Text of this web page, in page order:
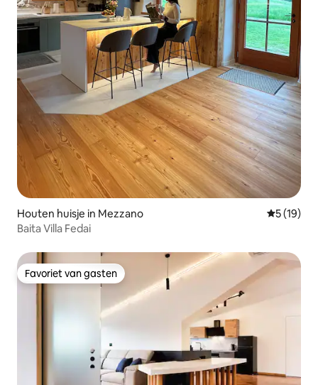
Houten huisje in Mezzano
5 (19)
Baita Villa Fedai
Favoriet van gasten
Favoriet van gasten